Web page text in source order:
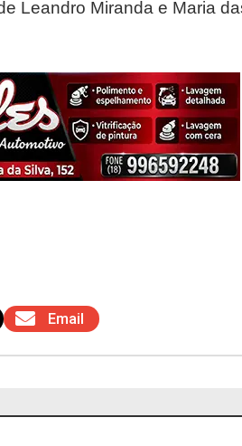
Leandro Miranda e Maria
Email